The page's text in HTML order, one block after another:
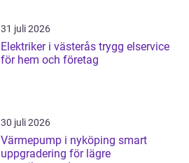
31 juli 2026
Elektriker i västerås trygg elservice
för hem och företag
30 juli 2026
Värmepump i nyköping smart
uppgradering för lägre